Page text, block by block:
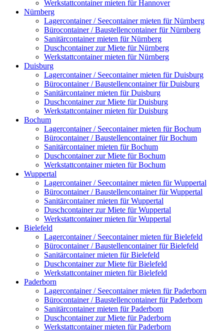
Werkstattcontainer mieten für Hannover
Nürnberg
Lagercontainer / Seecontainer mieten für Nürnberg
Bürocontainer / Baustellencontainer für Nürnberg
Sanitärcontainer mieten für Nürnberg
Duschcontainer zur Miete für Nürnberg
Werkstattcontainer mieten für Nürnberg
Duisburg
Lagercontainer / Seecontainer mieten für Duisburg
Bürocontainer / Baustellencontainer für Duisburg
Sanitärcontainer mieten für Duisburg
Duschcontainer zur Miete für Duisburg
Werkstattcontainer mieten für Duisburg
Bochum
Lagercontainer / Seecontainer mieten für Bochum
Bürocontainer / Baustellencontainer für Bochum
Sanitärcontainer mieten für Bochum
Duschcontainer zur Miete für Bochum
Werkstattcontainer mieten für Bochum
Wuppertal
Lagercontainer / Seecontainer mieten für Wuppertal
Bürocontainer / Baustellencontainer für Wuppertal
Sanitärcontainer mieten für Wuppertal
Duschcontainer zur Miete für Wuppertal
Werkstattcontainer mieten für Wuppertal
Bielefeld
Lagercontainer / Seecontainer mieten für Bielefeld
Bürocontainer / Baustellencontainer für Bielefeld
Sanitärcontainer mieten für Bielefeld
Duschcontainer zur Miete für Bielefeld
Werkstattcontainer mieten für Bielefeld
Paderborn
Lagercontainer / Seecontainer mieten für Paderborn
Bürocontainer / Baustellencontainer für Paderborn
Sanitärcontainer mieten für Paderborn
Duschcontainer zur Miete für Paderborn
Werkstattcontainer mieten für Paderborn